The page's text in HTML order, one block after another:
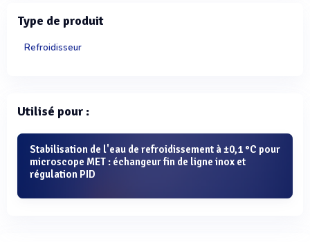
Type de produit
Refroidisseur
Utilisé pour :
Stabilisation de l'eau de refroidissement à ±0,1 °C pour
microscope MET : échangeur fin de ligne inox et
régulation PID